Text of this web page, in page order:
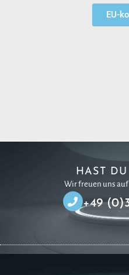
EU-
HAST
Wir freuen uns
+49